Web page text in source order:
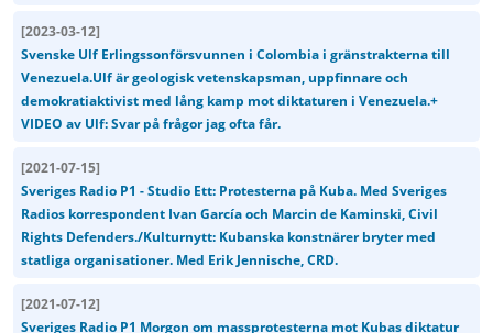
[2023-03-12]
Svenske Ulf Erlingssonförsvunnen i Colombia i gränstrakterna till
Venezuela.Ulf är geologisk vetenskapsman, uppfinnare och
demokratiaktivist med lång kamp mot diktaturen i Venezuela.+
VIDEO av Ulf: Svar på frågor jag ofta får.
[2021-07-15]
Sveriges Radio P1 - Studio Ett: Protesterna på Kuba. Med Sveriges
Radios korrespondent Ivan García och Marcin de Kaminski, Civil
Rights Defenders./Kulturnytt: Kubanska konstnärer bryter med
statliga organisationer. Med Erik Jennische, CRD.
[2021-07-12]
Sveriges Radio P1 Morgon om massprotesterna mot Kubas diktatur